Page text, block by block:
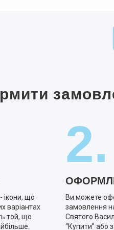
ікони, що
варіантах
той, що
2.
Ви можете
замовлення
Святого
“Купити” або